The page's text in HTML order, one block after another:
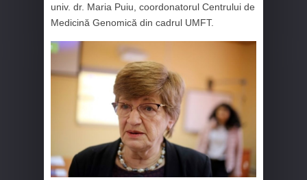
univ. dr. Maria Puiu, coordonatorul Centrului de
Medicină Genomică din cadrul UMFT.